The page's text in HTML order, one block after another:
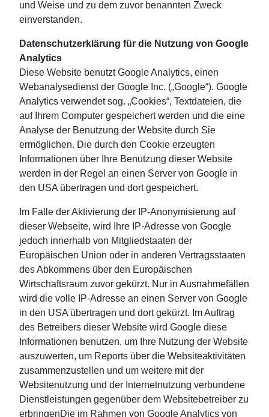
und Weise und zu dem zuvor benannten Zweck
einverstanden.
Datenschutzerklärung für die Nutzung von Google
Analytics
Diese Website benutzt Google Analytics, einen
Webanalysedienst der Google Inc. („Google“). Google
Analytics verwendet sog. „Cookies“, Textdateien, die
auf Ihrem Computer gespeichert werden und die eine
Analyse der Benutzung der Website durch Sie
ermöglichen. Die durch den Cookie erzeugten
Informationen über Ihre Benutzung dieser Website
werden in der Regel an einen Server von Google in
den USA übertragen und dort gespeichert.
Im Falle der Aktivierung der IP-Anonymisierung auf
dieser Webseite, wird Ihre IP-Adresse von Google
jedoch innerhalb von Mitgliedstaaten der
Europäischen Union oder in anderen Vertragsstaaten
des Abkommens über den Europäischen
Wirtschaftsraum zuvor gekürzt. Nur in Ausnahmefällen
wird die volle IP-Adresse an einen Server von Google
in den USA übertragen und dort gekürzt. Im Auftrag
des Betreibers dieser Website wird Google diese
Informationen benutzen, um Ihre Nutzung der Website
auszuwerten, um Reports über die Websiteaktivitäten
zusammenzustellen und um weitere mit der
Websitenutzung und der Internetnutzung verbundene
Dienstleistungen gegenüber dem Websitebetreiber zu
erbringenDie im Rahmen von Google Analytics von